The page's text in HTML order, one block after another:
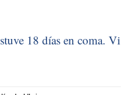
18 días en coma. Vi